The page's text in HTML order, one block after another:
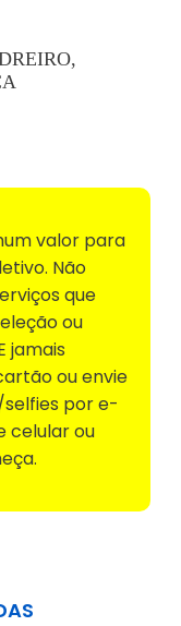
valor para
Não
que
ou
jamais
ou envie
por e-
celular ou